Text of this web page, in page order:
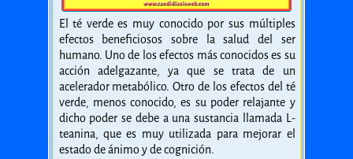
El té verde es muy conocido por sus múltiples
efectos beneficiosos sobre la salud del ser
humano. Uno de los efectos más conocidos es su
acción adelgazante, ya que se trata de un
acelerador metabólico. Otro de los efectos del té
verde, menos conocido, es su poder relajante y
dicho poder se debe a una sustancia llamada L-
teanina, que es muy utilizada para mejorar el
estado de ánimo y de cognición.